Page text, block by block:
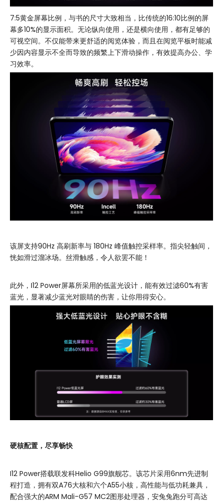
7:5黄金屏幕比例，与书的尺寸大致相当，比传统的16:10比例的屏
幕多10%的显示面积。无论纵向使用，还是横向使用，都有足够的
可视空间。不仅能带来更舒适的阅览体验，而且在阅览平板时能减
少因内容显示不全而导致的频繁上下滑动操作，有效提高办公、学
习效率。
该屏支持90Hz 高刷新率与 180Hz 峰值触控采样率。指尖轻触间，
恍如滑过溜冰场。丝滑触感，令人欲罢不能！
此外，I12 Power屏幕所采用的低蓝光设计，能有效过滤60%有害
蓝光，显著减少蓝光对眼睛的伤害，让你用得安心。
硬核配置，尽享畅快
I12 Power搭载联发科Helio G99旗舰芯。该芯片采用6nm先进制
程打造，拥有双A76大核和六个A55小核，高性能与低功耗兼具，
配合强大的ARM Mali-G57 MC2图形处理器，安兔兔跑分可高达